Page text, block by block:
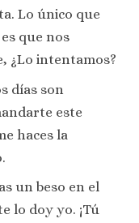
Lo único que
que nos
¿Lo intentamos?
días son
este
haces la
un beso en el
lo doy yo. ¡Tú